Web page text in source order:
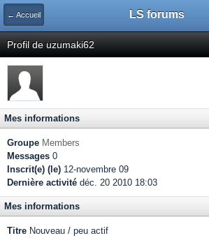
← Accueil LS forums
Profil de uzumaki62
Mes informations
Groupe Members
Messages 0
Inscrit(e) (le) 12-novembre 09
Dernière activité déc. 20 2010 18:03
Mes informations
Titre Nouveau / peu actif